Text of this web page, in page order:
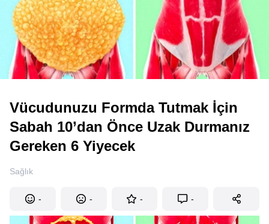
Vücudunuzu Formda Tutmak İçin
Sabah 10’dan Önce Uzak Durmanız
Gereken 6 Yiyecek
Sağlık
- - - -